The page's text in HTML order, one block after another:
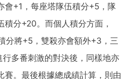
會+1，每座塔隊伍積分+5，隊
積分+20。而個人積分方面，
分將+5，雙殺亦會額外+3，三
多番刺激的對決後，同樣地亦
賽。最後根據總成績計算，則由